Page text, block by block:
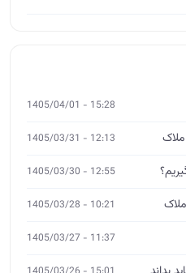
15:28 - 1405/04/01
12:13 - 1405/03/31
12:55 - 1405/03/30
10:21 - 1405/03/28
11:37 - 1405/03/27